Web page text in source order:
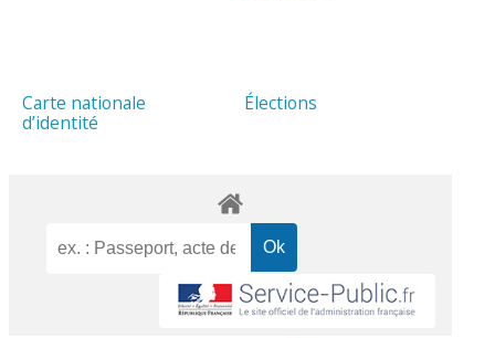
Carte nationale
d’identité
Élections